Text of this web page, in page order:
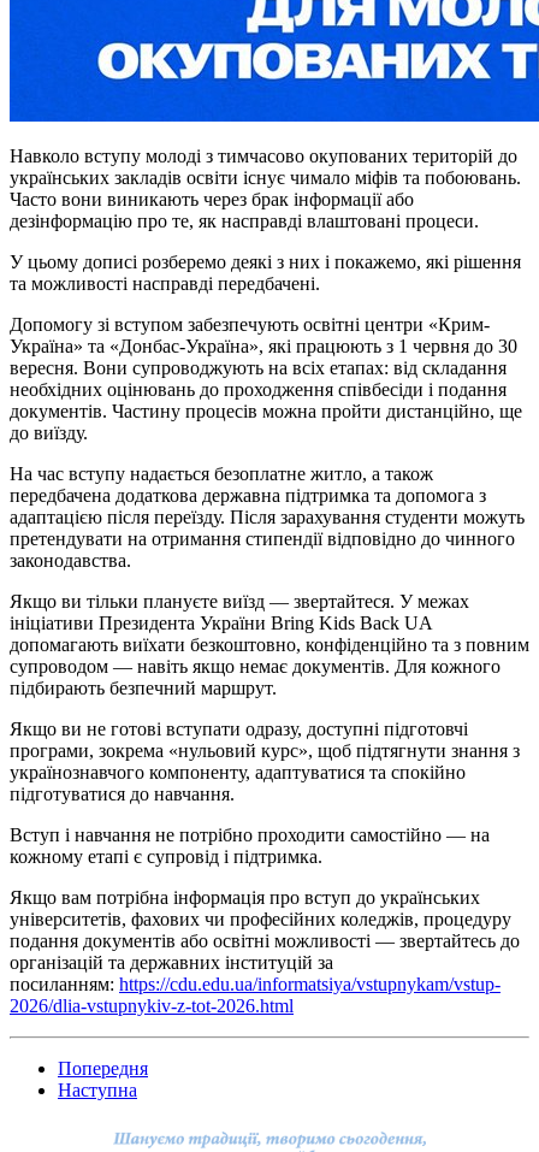
Навколо вступу молоді з тимчасово окупованих територій до
українських закладів освіти існує чимало міфів та побоювань.
Часто вони виникають через брак інформації або
дезінформацію про те, як насправді влаштовані процеси.
У цьому дописі розберемо деякі з них і покажемо, які рішення
та можливості насправді передбачені.
Допомогу зі вступом забезпечують освітні центри «Крим-
Україна» та «Донбас-Україна», які працюють з 1 червня до 30
вересня. Вони супроводжують на всіх етапах: від складання
необхідних оцінювань до проходження співбесіди і подання
документів. Частину процесів можна пройти дистанційно, ще
до виїзду.
На час вступу надається безоплатне житло, а також
передбачена додаткова державна підтримка та допомога з
адаптацією після переїзду. Після зарахування студенти можуть
претендувати на отримання стипендії відповідно до чинного
законодавства.
Якщо ви тільки плануєте виїзд — звертайтеся. У межах
ініціативи Президента України Bring Kids Back UA
допомагають виїхати безкоштовно, конфіденційно та з повним
супроводом — навіть якщо немає документів. Для кожного
підбирають безпечний маршрут.
Якщо ви не готові вступати одразу, доступні підготовчі
програми, зокрема «нульовий курс», щоб підтягнути знання з
українознавчого компоненту, адаптуватися та спокійно
підготуватися до навчання.
Вступ і навчання не потрібно проходити самостійно — на
кожному етапі є супровід і підтримка.
Якщо вам потрібна інформація про вступ до українських
університетів, фахових чи професійних коледжів, процедуру
подання документів або освітні можливості — звертайтесь до
організацій та державних інституцій за
посиланням: https://cdu.edu.ua/informatsiya/vstupnykam/vstup-
2026/dlia-vstupnykiv-z-tot-2026.html
Попередня
Наступна